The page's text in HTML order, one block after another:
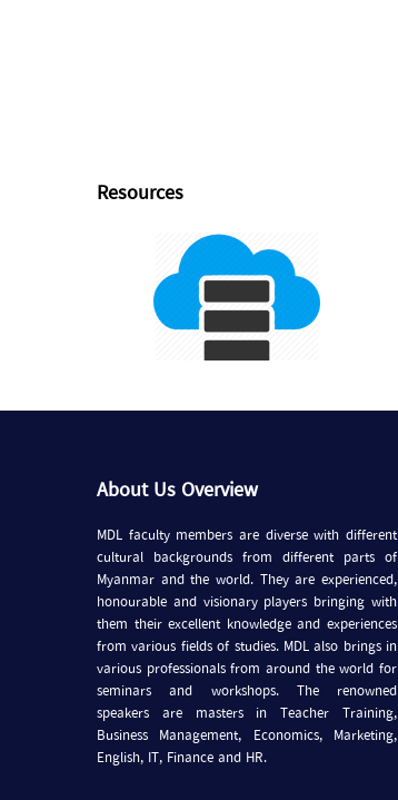
Resources
About Us Overview
MDL faculty members are diverse with different
cultural backgrounds from different parts of
Myanmar and the world. They are experienced,
honourable and visionary players bringing with
them their excellent knowledge and experiences
from various fields of studies. MDL also brings in
various professionals from around the world for
seminars and workshops. The renowned
speakers are masters in Teacher Training,
Business Management, Economics, Marketing,
English, IT, Finance and HR.